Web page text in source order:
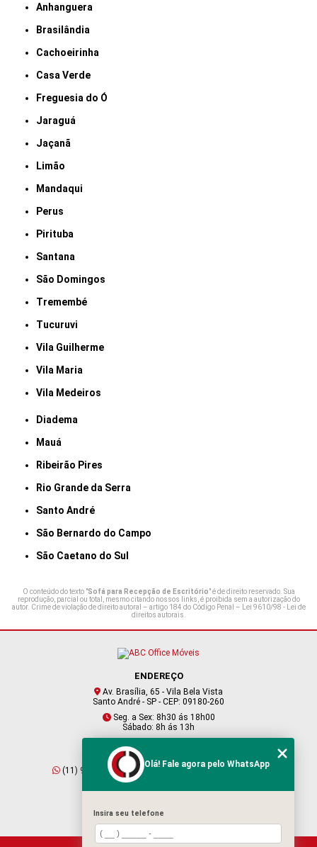
Anhanguera
Brasilândia
Cachoeirinha
Casa Verde
Freguesia do Ó
Jaraguá
Jaçanã
Limão
Mandaqui
Perus
Pirituba
Santana
São Domingos
Tremembé
Tucuruvi
Vila Guilherme
Vila Maria
Vila Medeiros
Diadema
Mauá
Ribeirão Pires
Rio Grande da Serra
Santo André
São Bernardo do Campo
São Caetano do Sul
O conteúdo do texto "Sofá para Recepção de Escritório" é de direito reservado. Sua
reprodução, parcial ou total, mesmo citando nossos links, é proibida sem a autorização do
autor. Crime de violação de direito autoral – artigo 184 do Código Penal –
Lei 9610/98 - Lei de
direitos autorais
ENDEREÇO
Av. Brasília, 65 - Vila Bela Vista
Santo André - SP - CEP: 09180-260
Seg. a Sex: 8h30 ás 18h00
Sábado: 8h ás 13h
CONTATO
(11) 95409-2229
(11) 4901-6045
vendas@abcofficemoveis.com.br
Olá! Fale agora pelo WhatsApp
Insira seu telefone